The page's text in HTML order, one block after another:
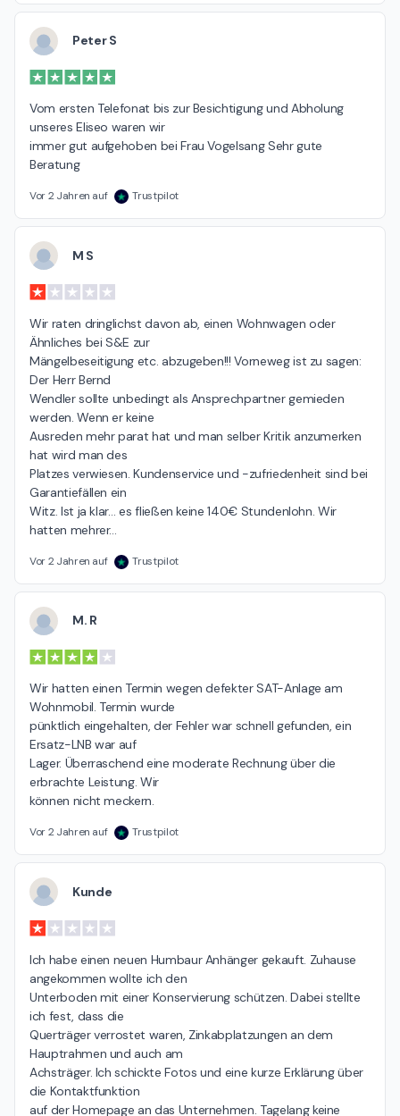
Peter S
Vom ersten Telefonat bis zur Besichtigung und Abholung
unseres Eliseo waren wir
immer gut aufgehoben bei Frau Vogelsang Sehr gute
Beratung
Vor 2 Jahren auf Trustpilot
M S
Wir raten dringlichst davon ab, einen Wohnwagen oder
Ähnliches bei S&E zur
Mängelbeseitigung etc. abzugeben!!! Vorneweg ist zu sagen:
Der Herr Bernd
Wendler sollte unbedingt als Ansprechpartner gemieden
werden. Wenn er keine
Ausreden mehr parat hat und man selber Kritik anzumerken
hat wird man des
Platzes verwiesen. Kundenservice und -zufriedenheit sind bei
Garantiefällen ein
Witz. Ist ja klar… es fließen keine 140€ Stundenlohn. Wir
hatten mehrer…
Vor 2 Jahren auf Trustpilot
M. R
Wir hatten einen Termin wegen defekter SAT-Anlage am
Wohnmobil. Termin wurde
pünktlich eingehalten, der Fehler war schnell gefunden, ein
Ersatz-LNB war auf
Lager. Überraschend eine moderate Rechnung über die
erbrachte Leistung. Wir
können nicht meckern.
Vor 2 Jahren auf Trustpilot
Kunde
Ich habe einen neuen Humbaur Anhänger gekauft. Zuhause
angekommen wollte ich den
Unterboden mit einer Konservierung schützen. Dabei stellte
ich fest, dass die
Querträger verrostet waren, Zinkabplatzungen an dem
Hauptrahmen und auch am
Achsträger. Ich schickte Fotos und eine kurze Erklärung über
die Kontaktfunktion
auf der Homepage an das Unternehmen. Tagelang keine